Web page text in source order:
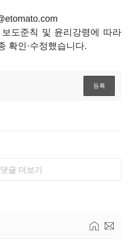
도준칙 및 윤리강령에 따라
확인·수정했습니다.
댓글 더보기